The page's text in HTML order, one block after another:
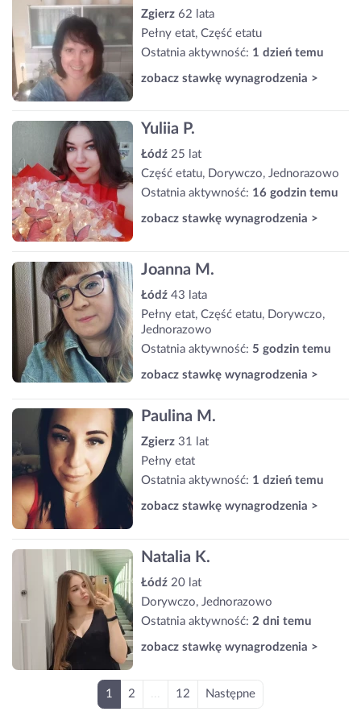
Zgierz 62 lata
Pełny etat, Część etatu
Ostatnia aktywność: 1 dzień temu
zobacz stawkę wynagrodzenia >
Yuliia P.
Łódź 25 lat
Część etatu, Dorywczo, Jednorazowo
Ostatnia aktywność: 16 godzin temu
zobacz stawkę wynagrodzenia >
Joanna M.
Łódź 43 lata
Pełny etat, Część etatu, Dorywczo,
Jednorazowo
Ostatnia aktywność: 5 godzin temu
zobacz stawkę wynagrodzenia >
Paulina M.
Zgierz 31 lat
Pełny etat
Ostatnia aktywność: 1 dzień temu
zobacz stawkę wynagrodzenia >
Natalia K.
Łódź 20 lat
Dorywczo, Jednorazowo
Ostatnia aktywność: 2 dni temu
zobacz stawkę wynagrodzenia >
1 2 12 Następne